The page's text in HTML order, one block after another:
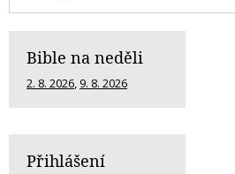
Bible na neděli
2. 8. 2026, 9. 8. 2026
Přihlášení